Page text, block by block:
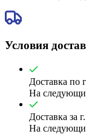
Условия
Доставка по
На
Доставка за
На